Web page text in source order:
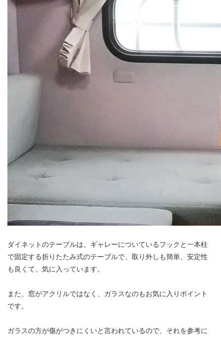
ダイネットのテーブルは、ギャレーについているフックと一本柱
で固定する折りたたみ式のテーブルで、取り外しも簡単、安定性
も良くて、気に入っています。
また、窓がアクリルではなく、ガラスなのもお気に入りポイント
です。
ガラスの方が傷がつきにくいと言われているので、それを参考に